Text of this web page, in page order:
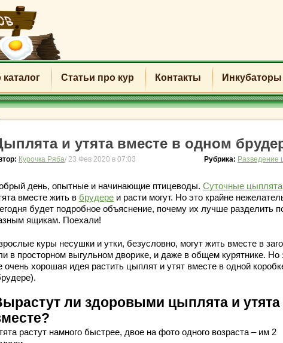
Статьи про кур Контакты Инкубаторы
и утята вместе в одном
Курочка Ряба/ 23 Фев 2020 в 07:03 Рубрика: Разведение
день, опытные и начинающие птицеводы. Суточные цыплята
вместе жить в брудере и расти могут. Но это крайне
будет подробное объяснение, почему их лучше разделить
ящикам. Поехали!
куры несушки и утки, безусловно, могут жить вместе в
в просторном выгульном дворике, и даже в общем курятнике. Но
очень хорошая идея растить цыплят и утят вместе в одной
ли здоровыми цыплята и утята
растут намного быстрее, двое на фото одного возраста – им 2